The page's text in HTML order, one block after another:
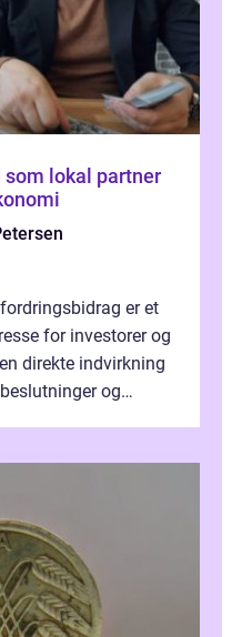
lokal partner
er et
for investorer og
direkte indvirkning
og